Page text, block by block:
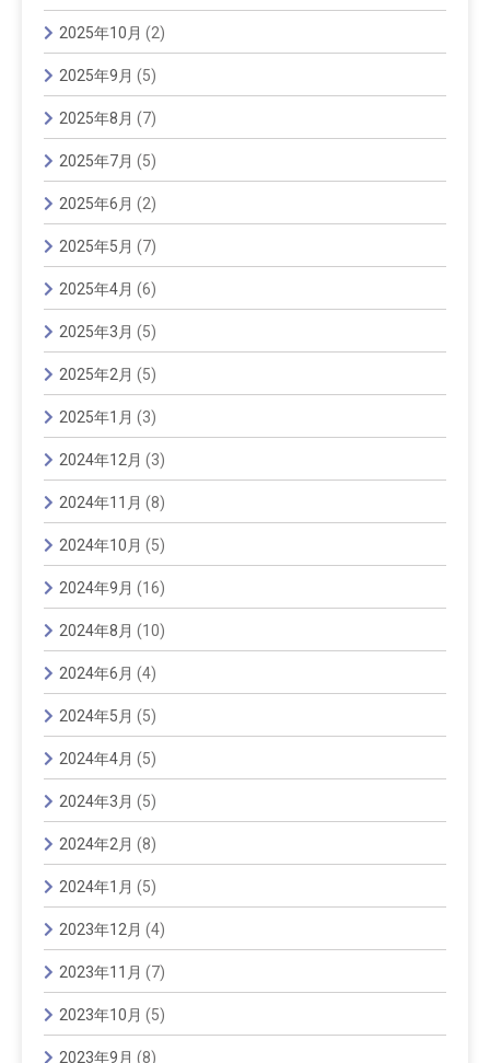
2025年10月 (2)
2025年9月 (5)
2025年8月 (7)
2025年7月 (5)
2025年6月 (2)
2025年5月 (7)
2025年4月 (6)
2025年3月 (5)
2025年2月 (5)
2025年1月 (3)
2024年12月 (3)
2024年11月 (8)
2024年10月 (5)
2024年9月 (16)
2024年8月 (10)
2024年6月 (4)
2024年5月 (5)
2024年4月 (5)
2024年3月 (5)
2024年2月 (8)
2024年1月 (5)
2023年12月 (4)
2023年11月 (7)
2023年10月 (5)
2023年9月 (8)